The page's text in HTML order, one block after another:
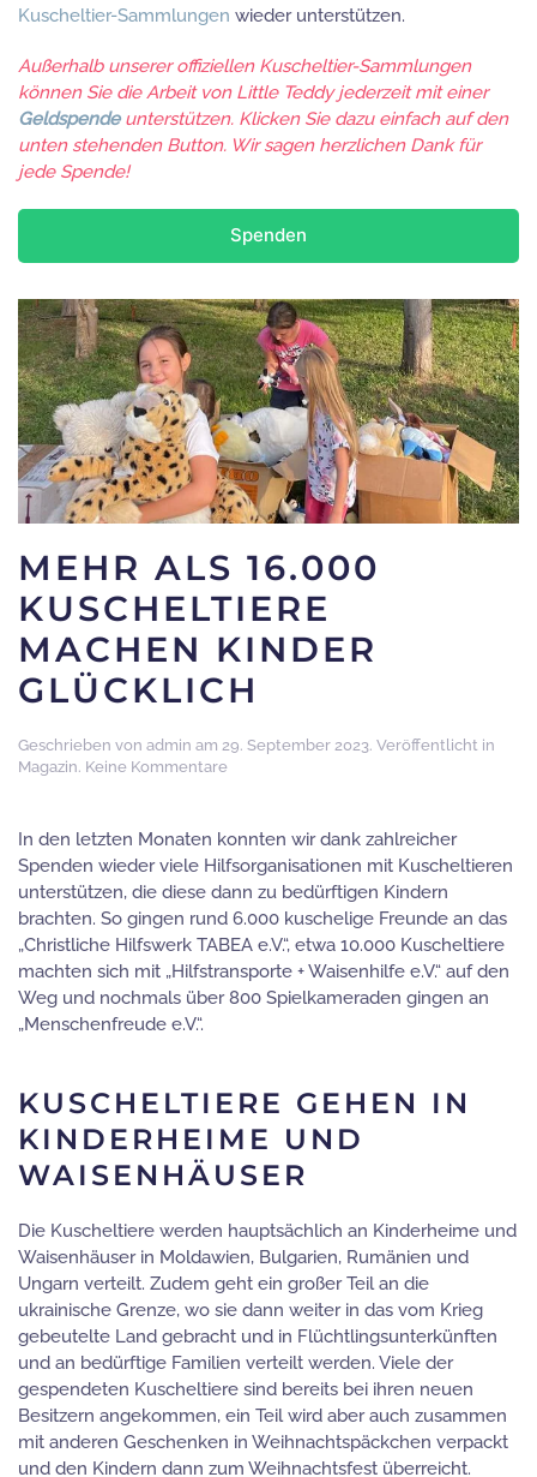
Kuscheltier-Sammlungen wieder unterstützen.
Außerhalb unserer offiziellen Kuscheltier-Sammlungen
können Sie die Arbeit von Little Teddy jederzeit mit einer
Geldspendeunterstützen. Klicken Sie dazu einfach auf den
unten stehenden Button. Wir sagen herzlichen Dank für
jede Spende!
Spenden
MEHR ALS 16.000
KUSCHELTIERE
MACHEN KINDER
GLÜCKLICH
Geschrieben von admin am 29. September 2023. Veröffentlicht in
Magazin. Keine Kommentarezu
16.000
machen
Kinder
glücklich
In den letzten Monaten konnten wir dank zahlreicher
Spenden wieder viele Hilfsorganisationen mit Kuscheltieren
unterstützen, die diese dann zu bedürftigen Kindern
brachten. So gingen rund 6.000 kuschelige Freunde an das
„Christliche Hilfswerk TABEA e.V.“, etwa 10.000 Kuscheltiere
machten sich mit „Hilfstransporte + Waisenhilfe e.V.“ auf den
Weg und nochmals über 800 Spielkameraden gingen an
„Menschenfreude e.V.“.
KUSCHELTIERE GEHEN IN
KINDERHEIME UND
WAISENHÄUSER
Die Kuscheltiere werden hauptsächlich an Kinderheime und
Waisenhäuser in Moldawien, Bulgarien, Rumänien und
Ungarn verteilt. Zudem geht ein großer Teil an die
ukrainische Grenze, wo sie dann weiter in das vom Krieg
gebeutelte Land gebracht und in Flüchtlingsunterkünften
und an bedürftige Familien verteilt werden. Viele der
gespendeten Kuscheltiere sind bereits bei ihren neuen
Besitzern angekommen, ein Teil wird aber auch zusammen
mit anderen Geschenken in Weihnachtspäckchen verpackt
und den Kindern dann zum Weihnachtsfest überreicht.